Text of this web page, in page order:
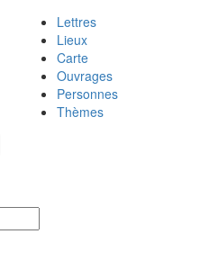
Lettres
Lieux
Carte
Ouvrages
Personnes
Thèmes